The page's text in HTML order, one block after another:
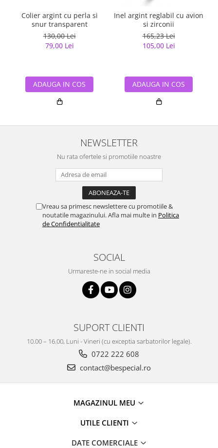
Colier argint cu perla si
snur transparent
130,00 Lei
79,00 Lei
ADAUGA IN COS
Inel argint reglabil cu avion
si zirconii
165,23 Lei
105,00 Lei
ADAUGA IN COS
NEWSLETTER
Nu rata ofertele si promotiile noastre
Vreau sa primesc newslettere cu promotiile &
noutatile magazinului. Afla mai multe in Politica
de Confidentialitate
SOCIAL
Urmareste-ne in social media
SUPORT CLIENTI
10.00 – 16.00, Luni - Vineri (cu exceptia sarbatorilor legale).
0722 222 608
contact@bespecial.ro
MAGAZINUL MEU
UTILE CLIENTI
DATE COMERCIALE